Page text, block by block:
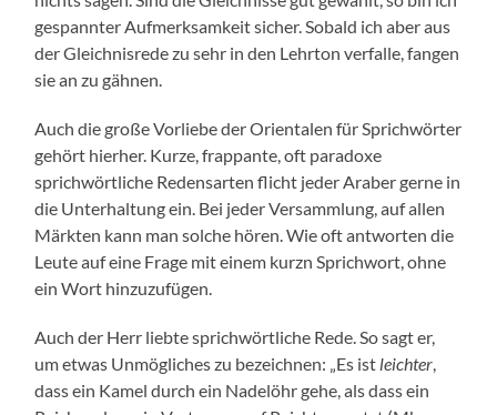
gespannter Aufmerksamkeit sicher. Sobald ich aber aus
der Gleichnisrede zu sehr in den Lehrton verfalle, fangen
sie an zu gähnen.
Auch die große Vorliebe der Orientalen für Sprichwörter
gehört hierher. Kurze, frappante, oft paradoxe
sprichwörtliche Redensarten flicht jeder Araber gerne in
die Unterhaltung ein. Bei jeder Versammlung, auf allen
Märkten kann man solche hören. Wie oft antworten die
Leute auf eine Frage mit einem kurzn Sprichwort, ohne
ein Wort hinzuzufügen.
Auch der Herr liebte sprichwörtliche Rede. So sagt er,
um etwas Unmögliches zu bezeichnen: „Es ist leichter,
dass ein Kamel durch ein Nadelöhr gehe, als dass ein